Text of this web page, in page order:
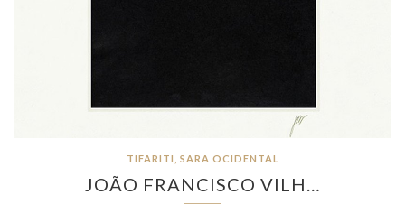
TIFARITI, SARA OCIDENTAL
JOÃO FRANCISCO VILH…